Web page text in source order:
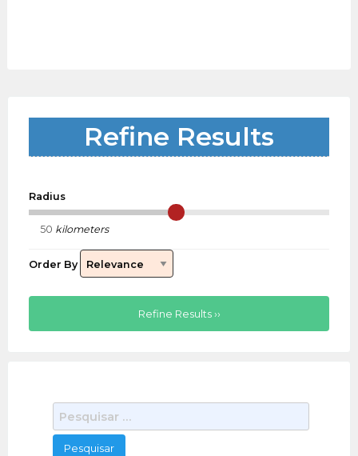
Refine Results
Radius
kilometers
Order By
Refine Results ››
e